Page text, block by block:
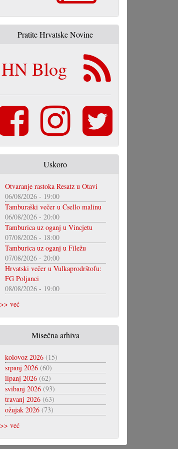
Pratite Hrvatske Novine
HN Blog
Uskoro
Otvaranje rastoka Resatz u Otavi
06/08/2026 - 19:00
Tamburaški večer u Csello malinu
06/08/2026 - 20:00
Tamburica uz oganj u Vincjetu
07/08/2026 - 18:00
Tamburica uz oganj u Filežu
07/08/2026 - 20:00
Hrvatski večer u Vulkaprodrštofu:
FG Poljanci
08/08/2026 - 19:00
>> već
Misečna arhiva
kolovoz 2026(15)
srpanj 2026(60)
lipanj 2026(62)
svibanj 2026(93)
travanj 2026(63)
ožujak 2026(73)
>> već